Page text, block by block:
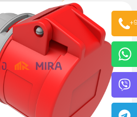
ქვაბები
ნაწილები